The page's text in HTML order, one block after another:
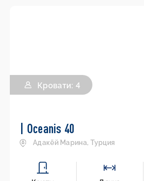
Кровати: 4
| Oceanis 40
Адакёй Марина, Турция